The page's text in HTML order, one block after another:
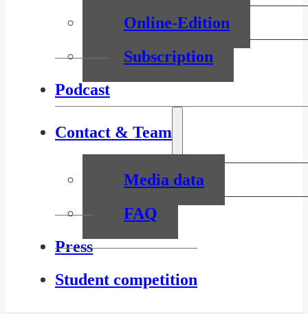
Online-Edition
Subscription
Podcast
Contact & Team
Media data
FAQ
Press
Student competition